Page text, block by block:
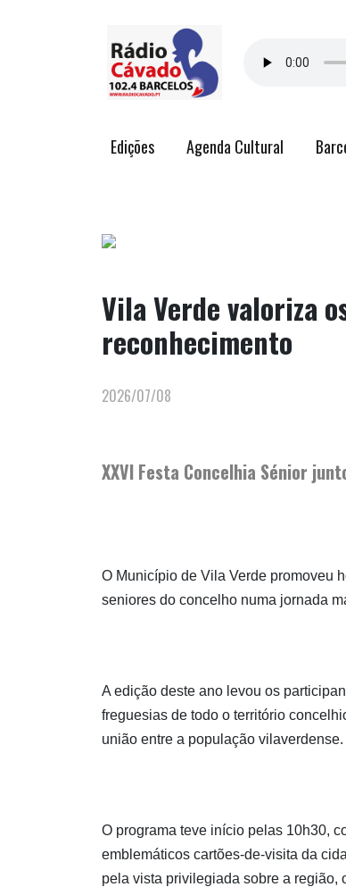
Edições Agenda Cultural
Vila Verde valoriza
reconhecimento
2026/07/08
XXVI Festa Concelhia Sénior
O Município de Vila Verde promoveu
seniores do concelho numa jornada
A edição deste ano levou os
freguesias de todo o território
união entre a população vilaverdense.
O programa teve início pelas 10h30,
emblemáticos cartões-de-visita da
pela vista privilegiada sobre a região,